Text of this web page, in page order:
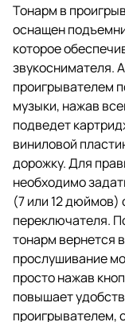
Тонарм в
оснащен
которое
звукоснимателя.
проигрывателем
музыки, нажав
подведет
виниловой
дорожку. Для
необходимо
(7 или 12
переключателя.
тонарм вернется
прослушивание
просто нажав
повышает
проигрывателем,